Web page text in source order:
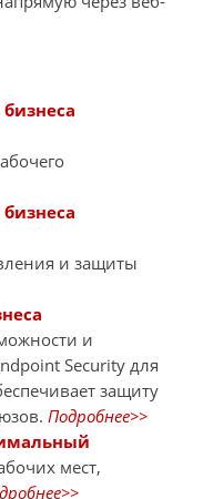
и защиты
и
Security для
защиту
Подробнее>>
мест,